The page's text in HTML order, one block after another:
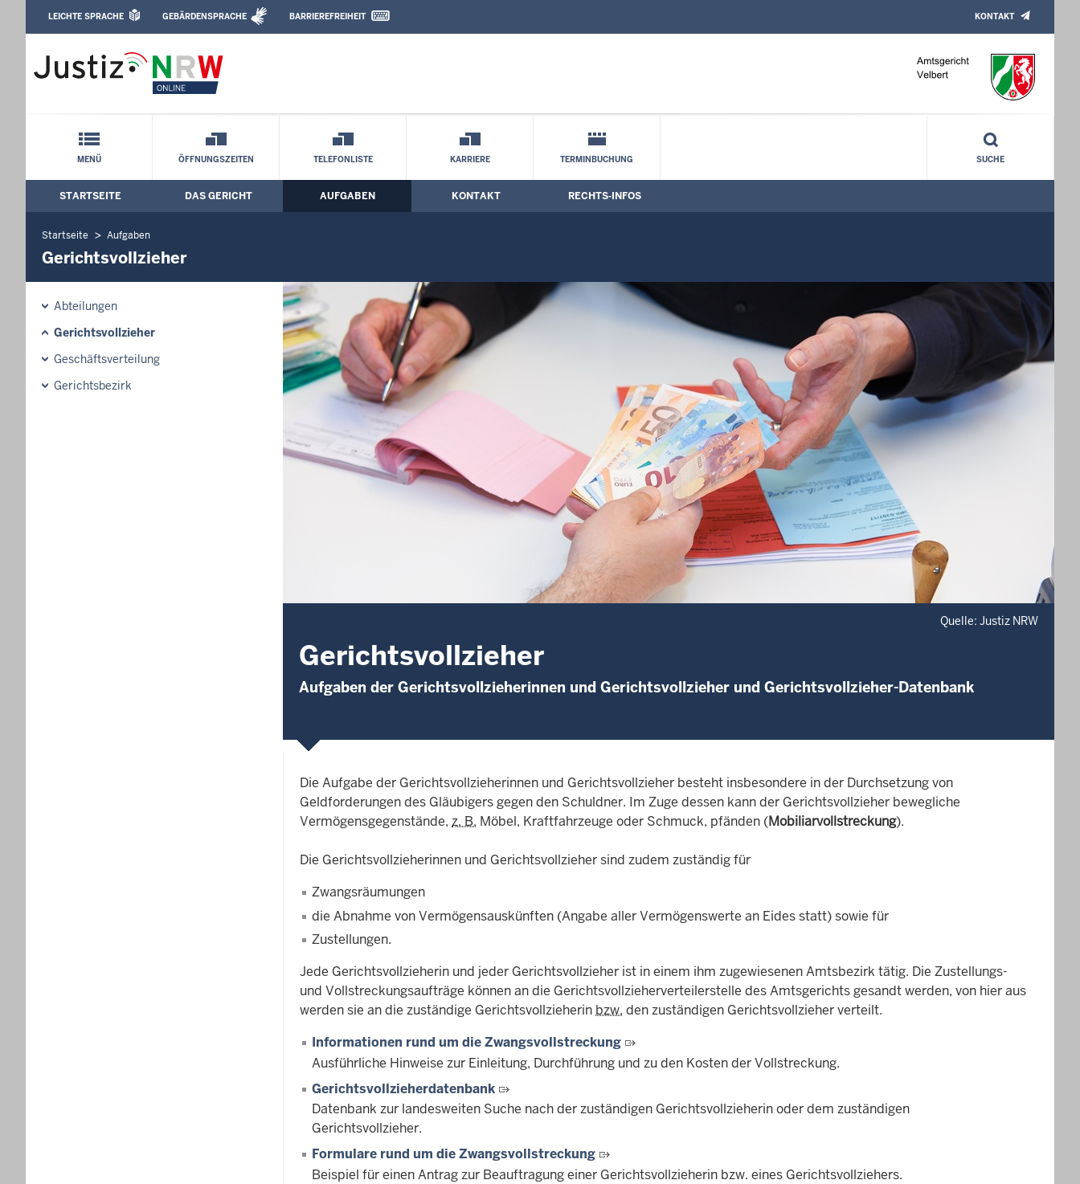
Amtsgericht Velbert: Gerichtsvollzieher
Leichte Sprache, Gebärdensprachenvideo und Kontaktformular
LEICHTE SPRACHE GEBÄRDENSPRACHE BARRIEREFREIHEIT KONTAKT
Schnellnavigation mit Volltext-Suche
MENÜ ÖFFNUNGSZEITEN TELEFONLISTE KARRIERE TERMINBUCHUNG SUCHE
Hauptmenü: Hauptnavigation
STARTSEITE DAS GERICHT AUFGABEN KONTAKT RECHTS-INFOS
Startseite Aufgaben
Gerichtsvollzieher
Abteilungen
Gerichtsvollzieher
Geschäftsverteilung
Gerichtsbezirk
Quelle: Justiz NRW
Gerichtsvollzieher
Aufgaben der Gerichtsvollzieherinnen und Gerichtsvollzieher und Gerichtsvollzieher-Datenbank
Die Aufgabe der Gerichtsvollzieherinnen und Gerichtsvollzieher besteht insbesondere in der Durchsetzung von
Geldforderungen des Gläubigers gegen den Schuldner. Im Zuge dessen kann der Gerichtsvollzieher bewegliche
Vermögensgegenstände, z. B. Möbel, Kraftfahrzeuge oder Schmuck, pfänden (Mobiliarvollstreckung).
Die Gerichtsvollzieherinnen und Gerichtsvollzieher sind zudem zuständig für
Zwangsräumungen
die Abnahme von Vermögensauskünften (Angabe aller Vermögenswerte an Eides statt) sowie für
Zustellungen.
Jede Gerichtsvollzieherin und jeder Gerichtsvollzieher ist in einem ihm zugewiesenen Amtsbezirk tätig. Die Zustellungs-
und Vollstreckungsaufträge können an die Gerichtsvollzieherverteilerstelle des Amtsgerichts gesandt werden, von hier aus
werden sie an die zuständige Gerichtsvollzieherin bzw. den zuständigen Gerichtsvollzieher verteilt.
Informationen rund um die Zwangsvollstreckung
Ausführliche Hinweise zur Einleitung, Durchführung und zu den Kosten der Vollstreckung.
Gerichtsvollzieherdatenbank
Datenbank zur landesweiten Suche nach der zuständigen Gerichtsvollzieherin oder dem zuständigen
Gerichtsvollzieher.
Formulare rund um die Zwangsvollstreckung
Beispiel für einen Antrag zur Beauftragung einer Gerichtsvollzieherin bzw. eines Gerichtsvollziehers.